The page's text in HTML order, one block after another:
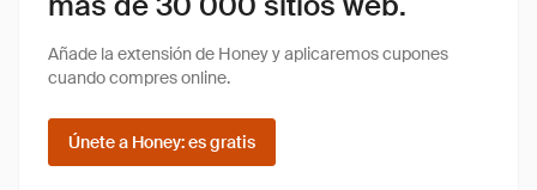
Añade la extensión de Honey y aplicaremos cupones
cuando compres online.
Únete a Honey: es gratis